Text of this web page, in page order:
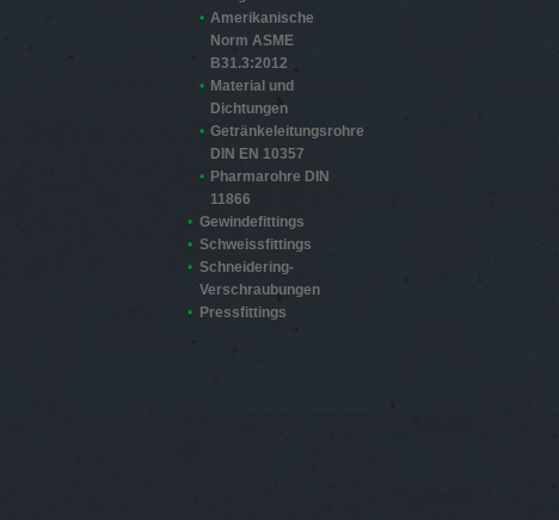
Amerikanische
Norm ASME
B31.3:2012
Material und
Dichtungen
Getränkeleitungsrohre
DIN EN 10357
Pharmarohre DIN
11866
Gewindefittings
Schweissfittings
Schneidering-
Verschraubungen
Pressfittings